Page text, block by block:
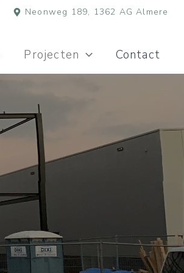
Neonweg 189, 1362 AG Almere
Projecten Contact